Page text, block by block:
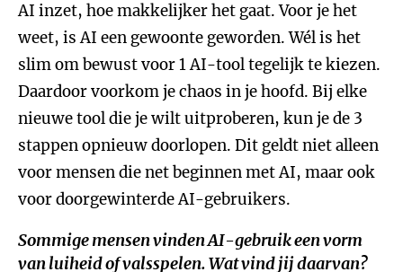
AI inzet, hoe makkelijker het gaat. Voor je het
weet, is AI een gewoonte geworden. Wél is het
slim om bewust voor 1 AI-tool tegelijk te kiezen.
Daardoor voorkom je chaos in je hoofd. Bij elke
nieuwe tool die je wilt uitproberen, kun je de 3
stappen opnieuw doorlopen. Dit geldt niet alleen
voor mensen die net beginnen met AI, maar ook
voor doorgewinterde AI-gebruikers.
Sommige mensen vinden AI-gebruik een vorm
van luiheid of valsspelen. Wat vind jij daarvan?